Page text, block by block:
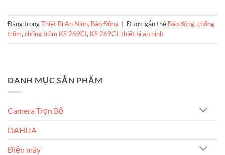
Đăng trongThiết Bị An Ninh, Báo Động Được gắn thẻ Báo động, chống
trộm, chống trộm KS 269CI, KS 269CI, thiết bị an ninh
DANH MỤC SẢN PHẨM
Camera Trọn Bộ
DAHUA
Điện máy